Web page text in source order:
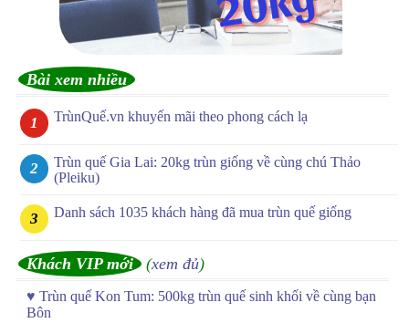
Bài xem nhiều
TrùnQuế.vn khuyến mãi theo phong cách lạ
Trùn quế Gia Lai: 20kg trùn giống về cùng chú Thảo
(Pleiku)
Danh sách 1035 khách hàng đã mua trùn quế giống
Khách VIP mới (xem đủ)
♥ Trùn quế Kon Tum: 500kg trùn quế sinh khối về cùng bạn
Bôn